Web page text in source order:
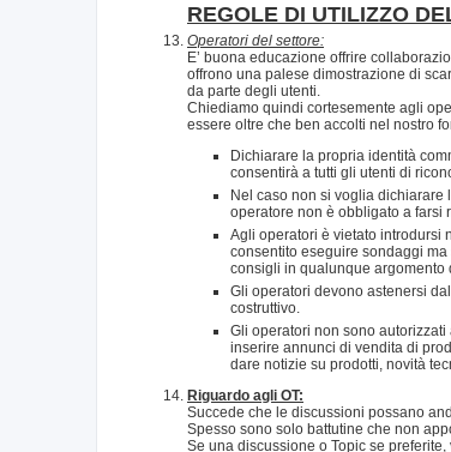
REGOLE DI UTILIZZO
Operatori del settore:
E’ buona educazione offrire
offrono una palese dimostrazione di
da parte degli utenti.
Chiediamo quindi cortesemente agli
essere oltre che ben accolti nel nostro
Dichiarare la propria identità
consentirà a tutti gli utenti di
Nel caso non si voglia dichiarare
operatore non è obbligato a farsi
Agli operatori è vietato introdursi
consentito eseguire sondaggi
consigli in qualunque argomento
Gli operatori devono astenersi
costruttivo.
Gli operatori non sono
inserire annunci di vendita di
dare notizie su prodotti, novità
Riguardo agli OT:
Succede che le discussioni possano
Spesso sono solo battutine che non
Se una discussione o Topic se